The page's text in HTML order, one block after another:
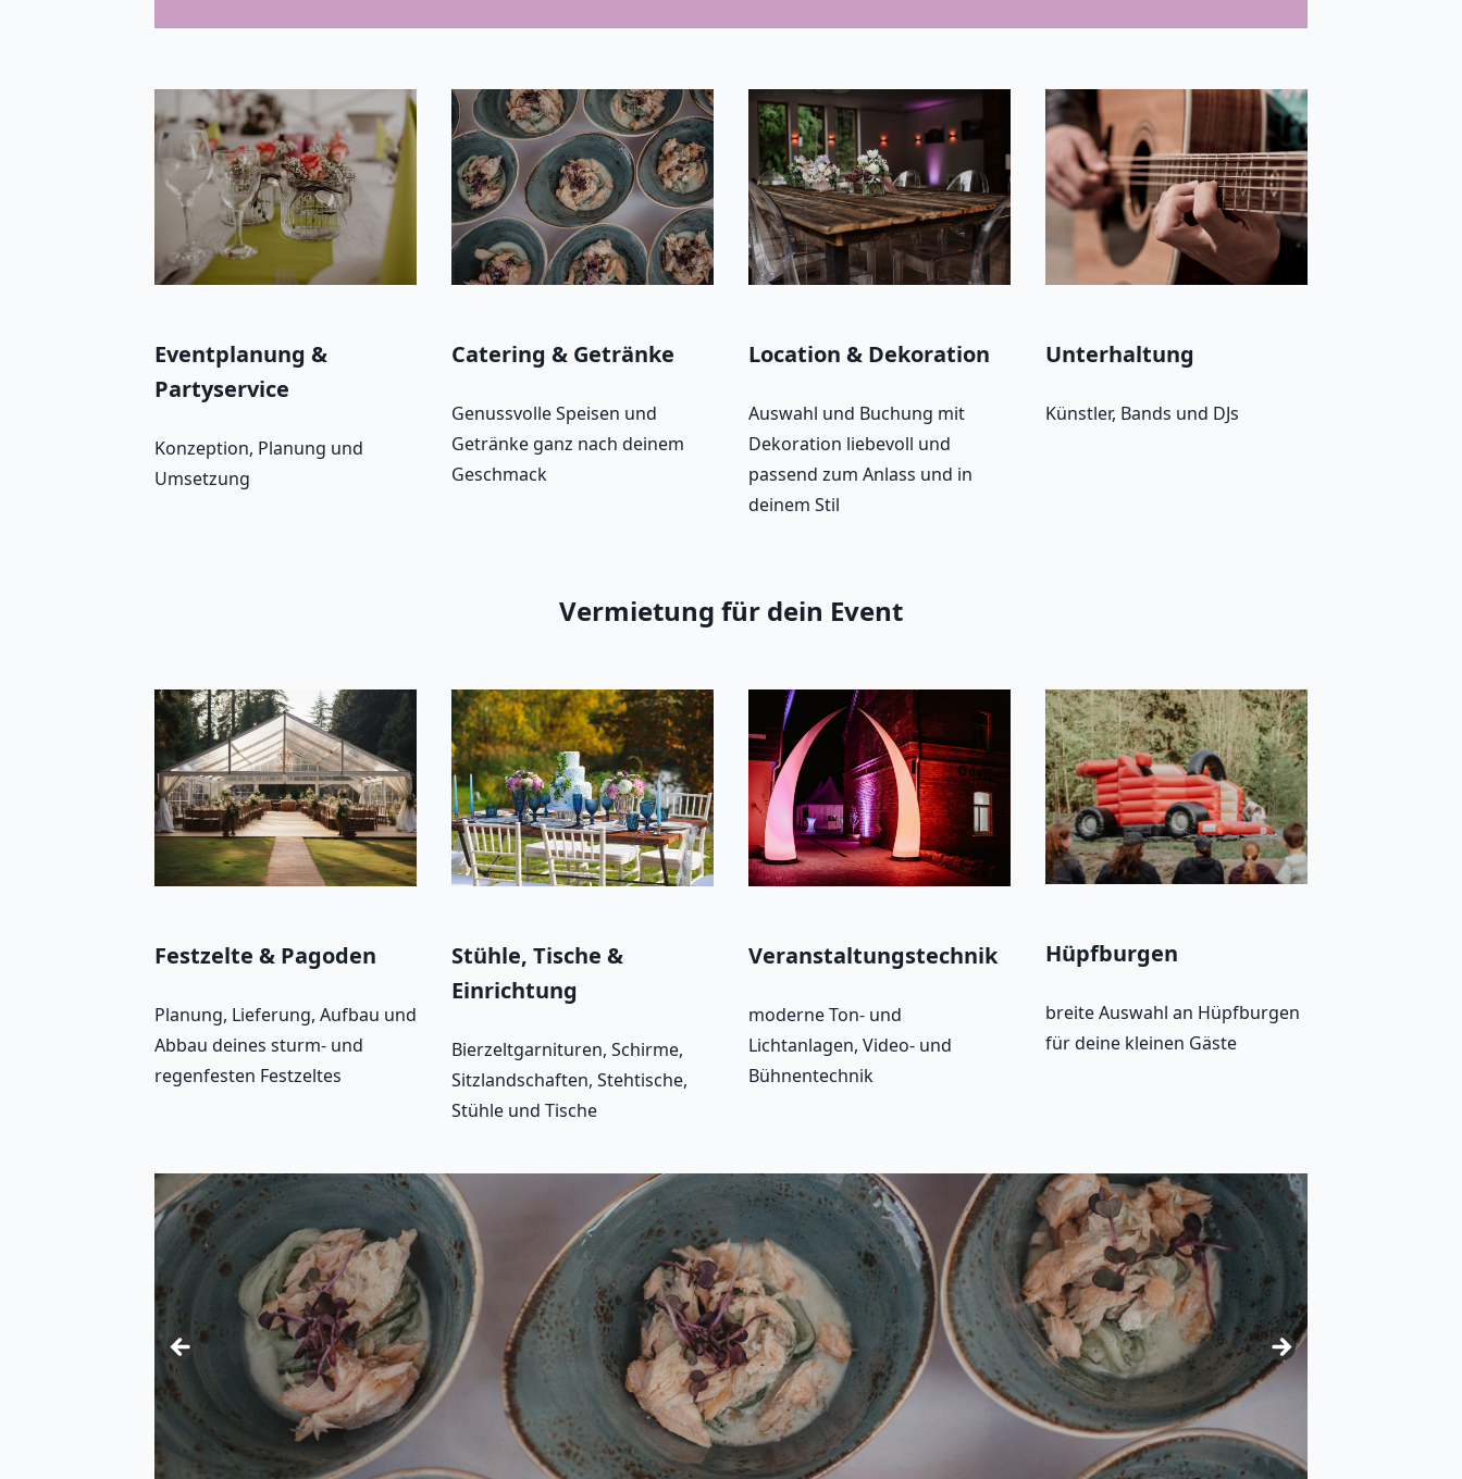
Eventplanung &
Partyservice
Konzeption, Planung und
Umsetzung
Catering & Getränke
Genussvolle Speisen und
Getränke ganz nach deinem
Geschmack
Location & Dekoration
Auswahl und Buchung mit
Dekoration liebevoll und
passend zum Anlass und in
deinem Stil
Unterhaltung
Künstler, Bands und DJs
Vermietung für dein Event
Festzelte & Pagoden
Planung, Lieferung, Aufbau und
Abbau deines sturm- und
regenfesten Festzeltes
Stühle, Tische &
Einrichtung
Bierzeltgarnituren, Schirme,
Sitzlandschaften, Stehtische,
Stühle und Tische
Veranstaltungstechnik
moderne Ton- und
Lichtanlagen, Video- und
Bühnentechnik
Hüpfburgen
breite Auswahl an Hüpfburgen
für deine kleinen Gäste